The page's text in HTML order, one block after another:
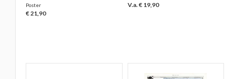
Poster
€ 21,90
V.a. € 19,90